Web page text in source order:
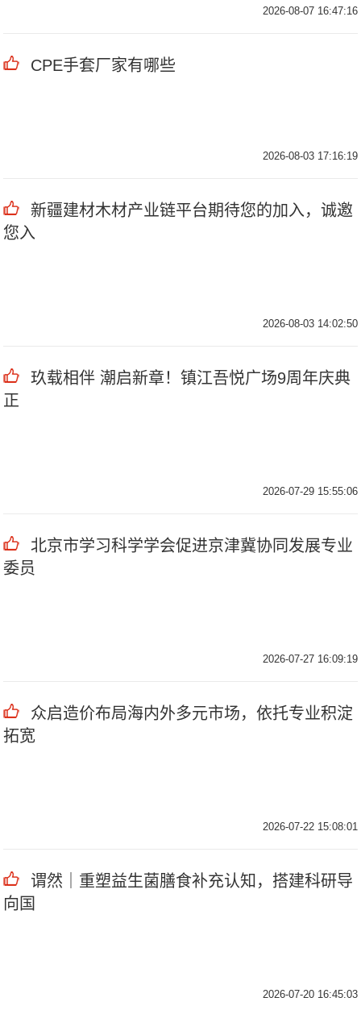
2026-08-07 16:47:16
CPE手套厂家有哪些
2026-08-03 17:16:19
新疆建材木材产业链平台期待您的加入，诚邀
您入
2026-08-03 14:02:50
玖载相伴 潮启新章！镇江吾悦广场9周年庆典
正
2026-07-29 15:55:06
北京市学习科学学会促进京津冀协同发展专业
委员
2026-07-27 16:09:19
众启造价布局海内外多元市场，依托专业积淀
拓宽
2026-07-22 15:08:01
谓然｜重塑益生菌膳食补充认知，搭建科研导
向国
2026-07-20 16:45:03